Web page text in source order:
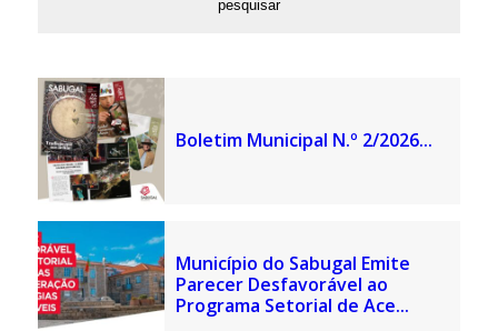
Boletim Municipal N.º 2/2026...
Município do Sabugal Emite
Parecer Desfavorável ao
Programa Setorial de Ace...